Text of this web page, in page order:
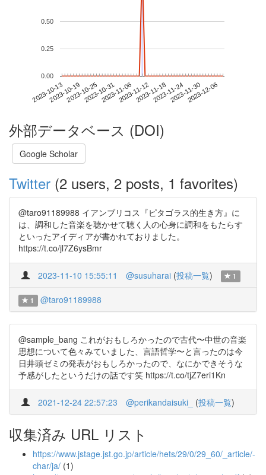
2023-10-132023-10-192023-10-252023-10-312023-11-062023-11-122023-11-182023-11-242023-11-302023-12-06
0.00
0.25
0.50
外部データベース (DOI)
Google Scholar
Twitter (2 users, 2 posts, 1 favorites)
@taro91189988 イアンブリコス『ピタゴラス的生き方』に
は、調和した音楽を聴かせて聴く人の心身に調和をもたらす
といったアイディアが書かれておりました。
https://t.co/jl7Z6ysBmr
2023-11-10 15:55:11 @susuharai (投稿一覧) 1
1 @taro91189988
@sample_bang これがおもしろかったので古代〜中世の音楽
思想について色々みていました、言語哲学〜と言ったのは今
日井頭ゼミの発表がおもしろかったので、なにかできそうな
予感がしたというだけの話です笑 https://t.co/tjZ7eri1Kn
2021-12-24 22:57:23 @perikandaisuki_ (投稿一覧)
収集済み URL リスト
https://www.jstage.jst.go.jp/article/hets/29/0/29_60/_article/-
char/ja/ (1)